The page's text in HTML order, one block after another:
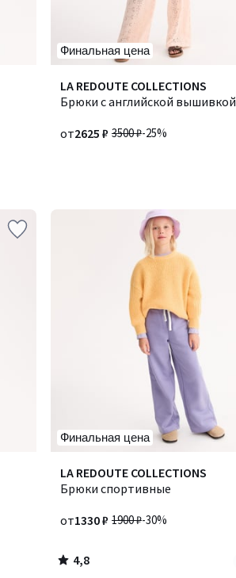
Финальная цена
LA REDOUTE COLLECTIONS
Брюки с английской вышивкой
3500 ₽-25%
от2625 ₽
Финальная цена
LA REDOUTE COLLECTIONS
Брюки спортивные
1900 ₽-30%
от1330 ₽
4,8
/ 5
Количество
цветов:
4,8
/